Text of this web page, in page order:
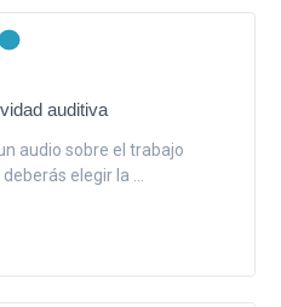
auditiva
audio sobre el trabajo
elegir la ...